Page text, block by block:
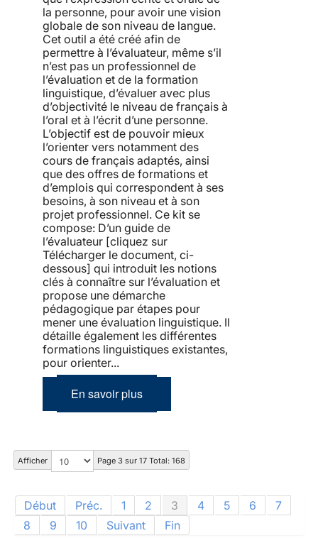
la personne, pour avoir une vision
globale de son niveau de langue.
Cet outil a été créé afin de
permettre à l’évaluateur, même s’il
n’est pas un professionnel de
l’évaluation et de la formation
linguistique, d’évaluer avec plus
d’objectivité le niveau de français à
l’oral et à l’écrit d’une personne.
L’objectif est de pouvoir mieux
l’orienter vers notamment des
cours de français adaptés, ainsi
que des offres de formations et
d’emplois qui correspondent à ses
besoins, à son niveau et à son
projet professionnel. Ce kit se
compose: D’un guide de
l’évaluateur [cliquez sur
Télécharger le document, ci-
dessous] qui introduit les notions
clés à connaître sur l’évaluation et
propose une démarche
pédagogique par étapes pour
mener une évaluation linguistique. Il
détaille également les différentes
formations linguistiques existantes,
pour orienter...
En savoir plus
Afficher Page 3 sur 17 Total: 168
Début Préc. 1 2 3 4 5 6
7
8
9 10 Suivant Fin